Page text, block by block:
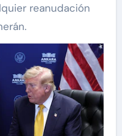
reanudación